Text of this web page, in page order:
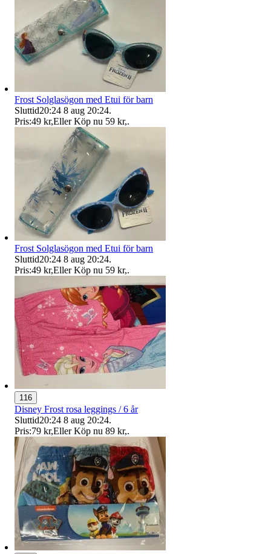
Frost Solglasögon med Etui för barn
Sluttid20:24 8 aug 20:24.
Pris:49 kr,Eller Köp nu 59 kr,.
Frost Solglasögon med Etui för barn
Sluttid20:24 8 aug 20:24.
Pris:49 kr,Eller Köp nu 59 kr,.
116
Disney Frost rosa leggings / 6 år
Sluttid20:24 8 aug 20:24.
Pris:79 kr,Eller Köp nu 89 kr,.